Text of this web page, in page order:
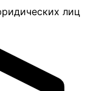
лиц